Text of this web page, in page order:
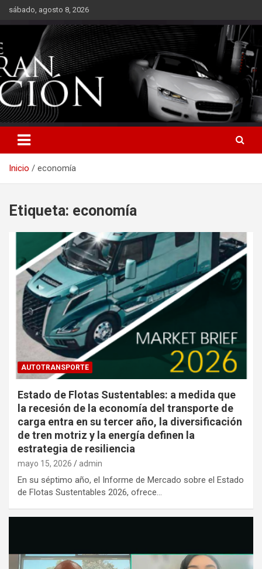
Saltarsábado, agosto 8, 2026
Inicio economía
Etiqueta: economía
AUTOTRANSPORTE
Estado de Flotas Sustentables: a medida que
la recesión de la economía del transporte de
carga entra en su tercer año, la diversificación
de tren motriz y la energía definen la
estrategia de resiliencia
mayo 15, 2026 admin
En su séptimo año, el Informe de Mercado sobre el Estado
de Flotas Sustentables 2026, ofrece…